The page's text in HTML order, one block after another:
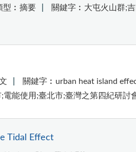
型︰摘要
關鍵字︰大屯火山群;
關鍵字︰urban heat island
電能使用;臺北市;臺灣之第四紀研討
Tidal Effect